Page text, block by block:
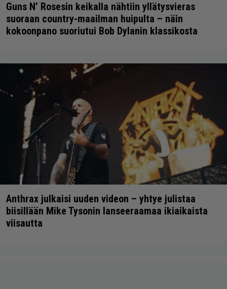
Guns N’ Rosesin keikalla nähtiin yllätysvieras
suoraan country-maailman huipulta – näin
kokoonpano suoriutui Bob Dylanin klassikosta
Anthrax julkaisi uuden videon – yhtye julistaa
biisillään Mike Tysonin lanseeraamaa ikiaikaista
viisautta